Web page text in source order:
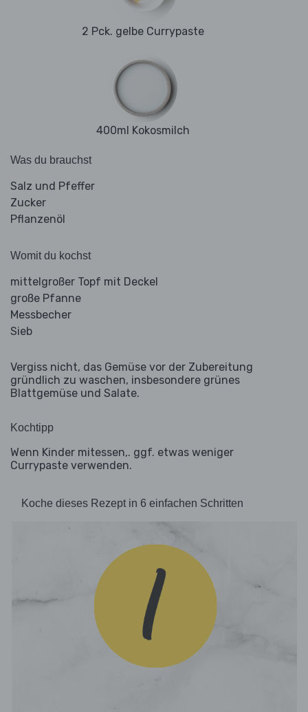
2 Pck. gelbe Currypaste
400ml Kokosmilch
Was du brauchst
Salz und Pfeffer
Zucker
Pflanzenöl
Womit du kochst
mittelgroßer Topf mit Deckel
große Pfanne
Messbecher
Sieb
Vergiss nicht, das Gemüse vor der Zubereitung
gründlich zu waschen, insbesondere grünes
Blattgemüse und Salate.
Kochtipp
Wenn Kinder mitessen,. ggf. etwas weniger
Currypaste verwenden.
Koche dieses Rezept in 6 einfachen Schritten